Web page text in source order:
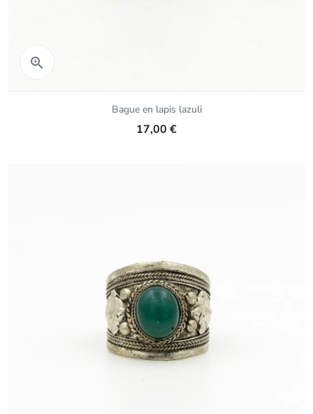

Bague en lapis lazuli
17,00 €